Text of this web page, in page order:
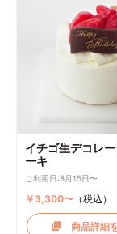
イチゴ生デコレ
ーキ
ご利用日:8月15日〜
￥3,300〜（税込）
商品詳細